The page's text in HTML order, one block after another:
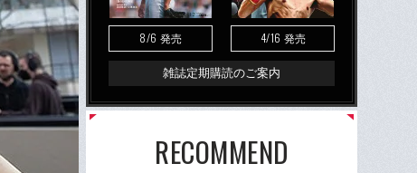
8/6 発売 4/16 発売
雑誌定期購読のご案内
RECOMMEND